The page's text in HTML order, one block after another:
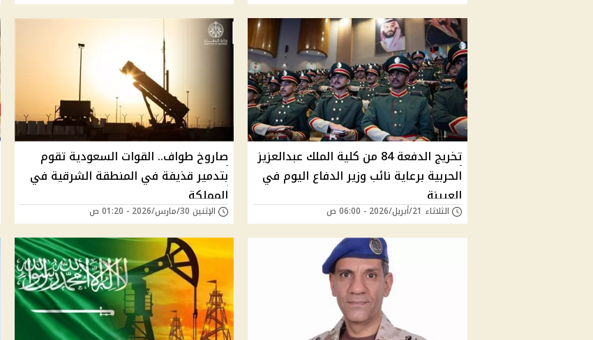
تخريج الدفعة 84 من كلية الملك عبدالعزيز
الحربية برعاية نائب وزير الدفاع اليوم في
العيينة
الثلاثاء 21/أبريل/2026 - 06:00 ص
صاروخ طواف.. القوات السعودية تقوم
بتدمير قذيفة في المنطقة الشرقية في
المملكة
الإثنين 30/مارس/2026 - 01:20 ص